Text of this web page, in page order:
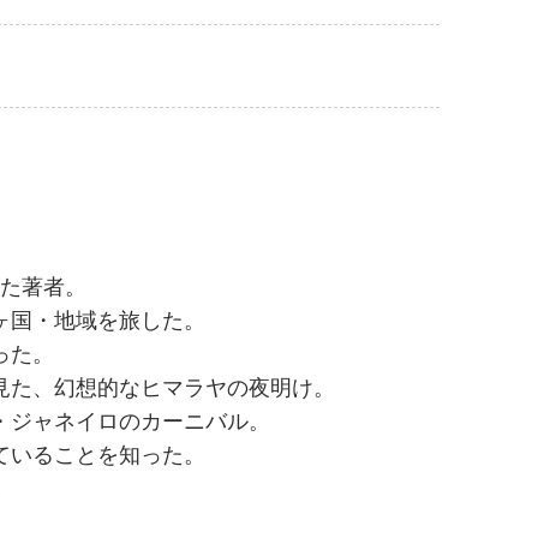
著者。
・地域を旅した。
。
、幻想的なヒマラヤの夜明け。
ャネイロのカーニバル。
ることを知った。